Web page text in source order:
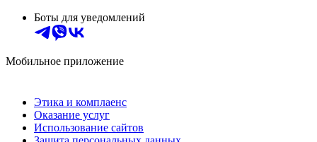
Боты для уведомлений
Мобильное приложение
Этика и комплаенс
Оказание услуг
Использование сайтов